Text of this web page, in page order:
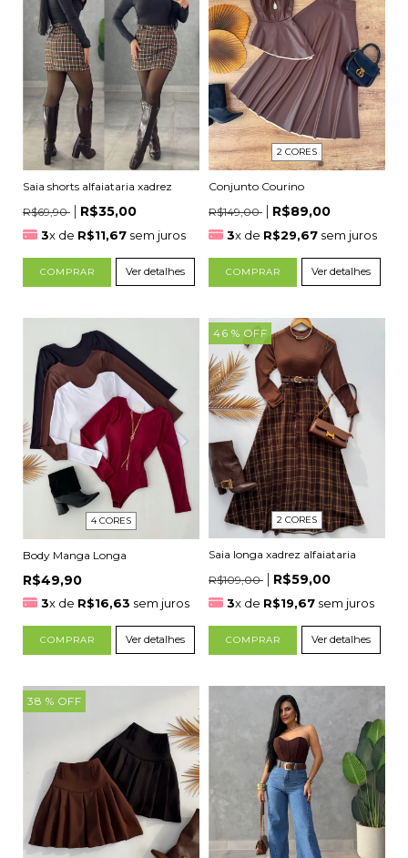
Saia shorts alfaiataria xadrez
R$69,90
R$35,00
3x de R$11,67 sem juros
COMPRAR Ver detalhes
2 CORES
Conjunto Courino
R$149,00
R$89,00
3x de R$29,67 sem juros
COMPRAR Ver detalhes
4 CORES
Body Manga Longa
R$49,90
3x de R$16,63 sem juros
COMPRAR Ver detalhes
46 % OFF
2 CORES
Saia longa xadrez alfaiataria
R$109,00
R$59,00
3x de R$19,67 sem juros
COMPRAR Ver detalhes
38 % OFF